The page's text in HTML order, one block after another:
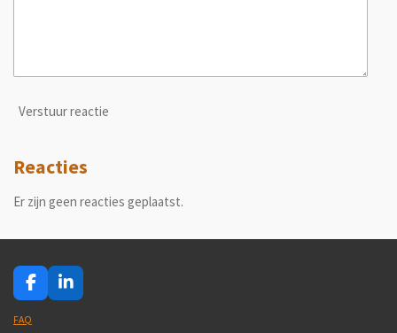
Verstuur reactie
Reacties
Er zijn geen reacties geplaatst.
F
a
c
L
i
FAQ